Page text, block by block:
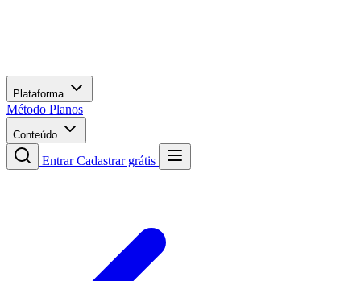
Plataforma
Método Planos
Conteúdo
EntrarCadastrar grátis